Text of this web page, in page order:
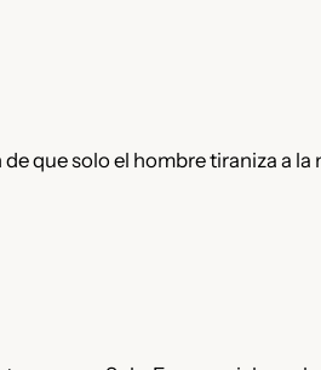
que solo el hombre tiraniza a la